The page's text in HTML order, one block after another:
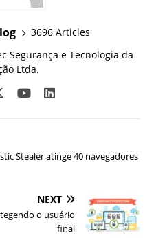
3696 Articles
Segurança e Tecnologia da
Ltda.
Stealer atinge 40 navegadores
NEXT
o usuário
final